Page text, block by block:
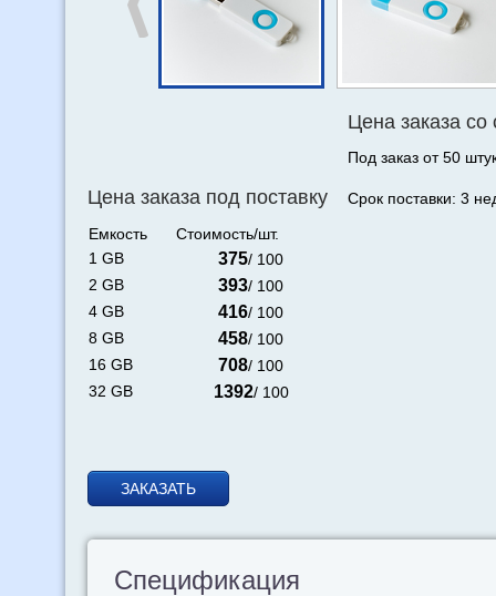
Цена заказа под поставку
Емкость
Стоимость/шт.
1 GB
375/ 100
2 GB
393/ 100
4 GB
416/ 100
8 GB
458/ 100
16 GB
708/ 100
32 GB
1392/ 100
Цена заказа со
Под заказ от 50
Срок поставки: 3
ЗАКАЗАТЬ
Спецификация